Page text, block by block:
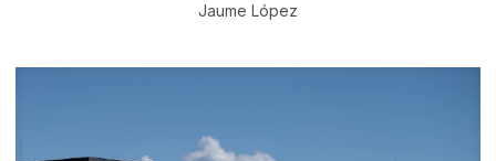
Jaume López